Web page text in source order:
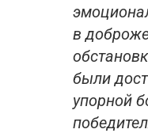
в
были
упорной